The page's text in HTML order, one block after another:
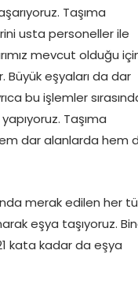
Taşıma
usta personeller ile
mevcut olduğu
eşyaları da dar
bu işlemler
Taşıma
dar alanlarda hem
merak edilen her
eşya taşıyoruz.
kata kadar da eşya